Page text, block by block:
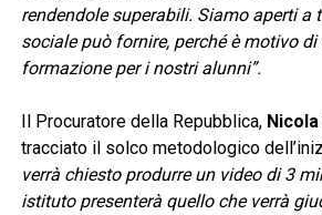
rendendole superabili. Siamo aperti a
sociale può fornire, perché è motivo di
formazione per i nostri alunni”.
Il Procuratore della Repubblica, Nicola
tracciato il solco metodologico
verrà chiesto produrre un video di 3
istituto presenterà quello che verrà